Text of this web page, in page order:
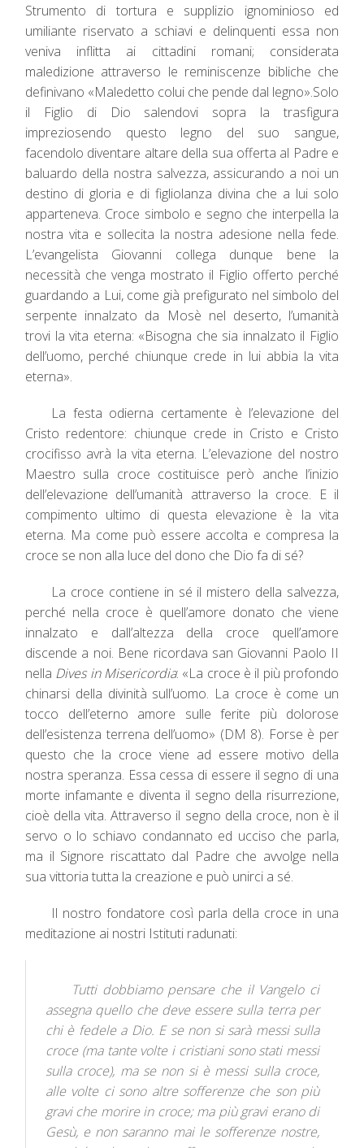
Strumento di tortura e supplizio ignominioso ed
umiliante riservato a schiavi e delinquenti essa non
veniva inflitta ai cittadini romani; considerata
maledizione attraverso le reminiscenze bibliche che
definivano «Maledetto colui che pende dal legno».Solo
il Figlio di Dio salendovi sopra la trasfigura
impreziosendo questo legno del suo sangue,
facendolo diventare altare della sua offerta al Padre e
baluardo della nostra salvezza, assicurando a noi un
destino di gloria e di figliolanza divina che a lui solo
apparteneva. Croce simbolo e segno che interpella la
nostra vita e sollecita la nostra adesione nella fede.
L’evangelista Giovanni collega dunque bene la
necessità che venga mostrato il Figlio offerto perché
guardando a Lui, come già prefigurato nel simbolo del
serpente innalzato da Mosè nel deserto, l’umanità
trovi la vita eterna: «Bisogna che sia innalzato il Figlio
dell’uomo, perché chiunque crede in lui abbia la vita
eterna».
La festa odierna certamente è l’elevazione del
Cristo redentore: chiunque crede in Cristo e Cristo
crocifisso avrà la vita eterna. L’elevazione del nostro
Maestro sulla croce costituisce però anche l’inizio
dell’elevazione dell’umanità attraverso la croce. E il
compimento ultimo di questa elevazione è la vita
eterna. Ma come può essere accolta e compresa la
croce se non alla luce del dono che Dio fa di sé?
La croce contiene in sé il mistero della salvezza,
perché nella croce è quell’amore donato che viene
innalzato e dall’altezza della croce quell’amore
discende a noi. Bene ricordava san Giovanni Paolo II
nella Dives in Misericordia: «La croce è il più profondo
chinarsi della divinità sull’uomo. La croce è come un
tocco dell’eterno amore sulle ferite più dolorose
dell’esistenza terrena dell’uomo» (DM 8). Forse è per
questo che la croce viene ad essere motivo della
nostra speranza. Essa cessa di essere il segno di una
morte infamante e diventa il segno della risurrezione,
cioè della vita. Attraverso il segno della croce, non è il
servo o lo schiavo condannato ed ucciso che parla,
ma il Signore riscattato dal Padre che avvolge nella
sua vittoria tutta la creazione e può unirci a sé.
Il nostro fondatore così parla della croce in una
meditazione ai nostri Istituti radunati:
Tutti dobbiamo pensare che il Vangelo ci
assegna quello che deve essere sulla terra per
chi è fedele a Dio. E se non si sarà messi sulla
croce (ma tante volte i cristiani sono stati messi
sulla croce), ma se non si è messi sulla croce,
alle volte ci sono altre sofferenze che son più
gravi che morire in croce; ma più gravi erano di
Gesù, e non saranno mai le sofferenze nostre,